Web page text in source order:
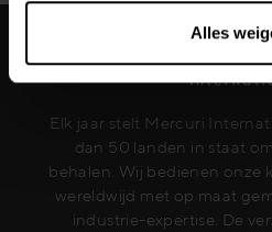
Alles
Elk jaar stelt Mercuri
dan 50 landen in staat
behalen. Wij bedienen onze
wereldwijd met op maat
industrie-expertise. De